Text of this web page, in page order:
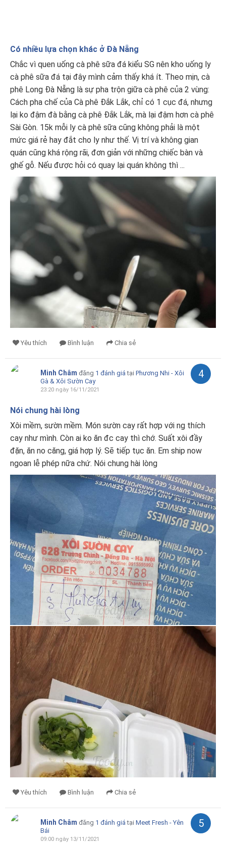
Có nhiều lựa chọn khác ở Đà Nẵng
Chắc vì quen uống cà phê sữa đá kiểu SG nên kho uống ly
cà phê sữa đá tại đây mình cảm thấy khá ít. Theo mịn, cà
phê Long Đà Nẵng là sự pha trộn giữa cà phê của 2 vùng:
Cách pha chế của Cà phê Đắk Lắk, chỉ có 1 cục đá, nhưng
lại ko đậm đà bằng cà phê Đắk Lắk, mà lại đậm hơn cà phê
Sài Gòn. 15k mỗi ly cà phê sữa cũng không phải là một
mức giá rẻ hay đắt cho ly như thế. Vị trí và không gian
quán cũng khá rộng rãi, đơn giản với những chiếc bàn và
ghế gỗ. Nếu được hỏi có quay lại quán không thì ...
Yêu thích Bình luận Chia sẻ
Minh Châm đăng 1 đánh giá tại Phương Nhi - Xôi
Gà & Xôi Sườn Cay
23:20 ngày 16/11/2021
4
Nói chung hài lòng
Xôi mềm, sườn mềm. Món sườn cay rất hợp với ng thích
cay như mình. Còn ai ko ăn đc cay thì chớ. Suất xôi đầy
đặn, ăn no căng, giá hợp lý. Sẽ tiếp tục ăn. Em ship now
ngoan lễ phép nữa chứ. Nói chung hài lòng
Yêu thích Bình luận Chia sẻ
Minh Châm đăng 1 đánh giá tại Meet Fresh - Yên
Bái
09:00 ngày 13/11/2021
5